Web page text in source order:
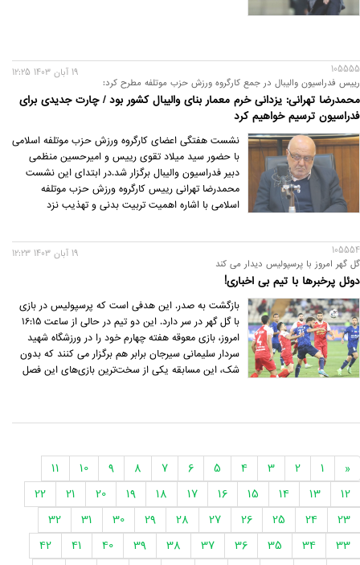
105555
رییس فدراسیون والیبال در جمع کارگروه ورزش حزب موتلفه مطرح کرد:
محمدرضا تهرانی: یزدانی خرم معمار بنای والیبال کشور بود / چارت جدیدی برای
فدراسیون ترسیم خواهیم کرد
19 آبان 1403 12:25
نشست هفتگی اعضای کارگروه ورزش حزب موتلفه اسلامی
با حضور سید میلاد تقوی رییس و امیرحسین منظمی
دبیر فدراسیون والیبال برگزار شد.در ابتدای این نشست
محمدرضا تهرانی رییس کارگروه ورزش حزب موتلفه
اسلامی با اشاره اهمیت تربیت بدنی و تهذیب نزد
105554
گل گهر امروز با پرسپولیس دیدار می کند
دوئل پرخبرها با تیم بی اخباری!
19 آبان 1403 12:23
بازگشت به صدر. این هدفی است که پرسپولیس در بازی
با گل گهر در سر دارد. این دو تیم در حالی از ساعت 16:15
امروز، بازی معوقه هفته چهارم خود را در ورزشگاه شهید
سردار سلیمانی سیرجان برابر هم برگزار می کنند که بدون
شک، این مسابقه یکی از سخت‌ترین بازی‌های این فصل
«
1
2
3
4
5
6
7
8
9
10
11
12
13
14
15
16
17
18
19
20
21
22
23
24
25
26
27
28
29
30
31
32
33
34
35
36
37
38
39
40
41
42